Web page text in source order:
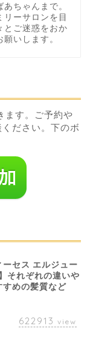
ちゃんまで。
ーサロンを目
とご迷惑をおか
いします。
ます。ご予約や
ださい。下のボ
ーセス エルジュー
それぞれの違いや
すめの髪質など
622913 view